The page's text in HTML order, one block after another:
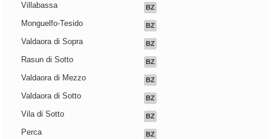
Villabassa BZ
Monguelfo-Tesido BZ
Valdaora di Sopra BZ
Rasun di Sotto BZ
Valdaora di Mezzo BZ
Valdaora di Sotto BZ
Vila di Sotto BZ
Perca BZ